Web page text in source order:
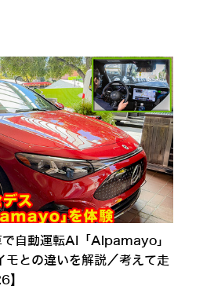
自動運転AI「Alpamayo」
との違いを解説／考えて走
】